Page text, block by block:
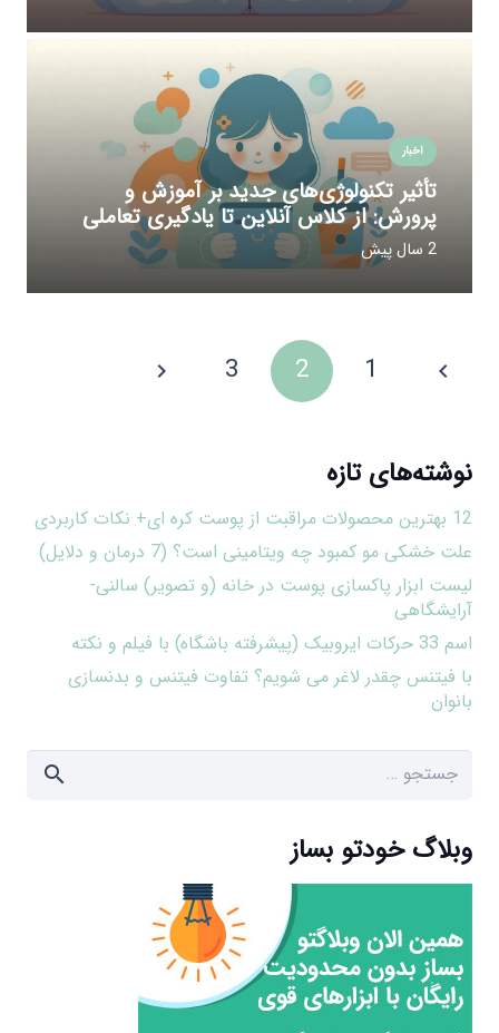
اخبار
تأثیر تکنولوژی‌های جدید بر آموزش و
پرورش: از کلاس‌ آنلاین تا یادگیری تعاملی
2 سال پیش
1
2
3
نوشته‌های تازه
12 بهترین محصولات مراقبت از پوست کره ای+ نکات کاربردی
علت خشکی مو کمبود چه ویتامینی است؟ (7 درمان و دلایل)
لیست ابزار پاکسازی پوست در خانه (و تصویر) سالنی-
آرایشگاهی
اسم 33 حرکات ایروبیک (پیشرفته باشگاه) با فیلم و نکته
با فیتنس چقدر لاغر می شویم؟ تفاوت فیتنس و بدنسازی
بانوان
جستجو
وبلاگ خودتو بساز